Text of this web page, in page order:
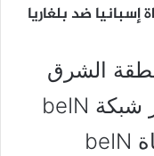
إسبانيا ضد بلغاريا
الشرق
الأوسط وشمال إفريقيا عبر شبكة beIN
SPORTS، وتحديدًا على قناة beIN